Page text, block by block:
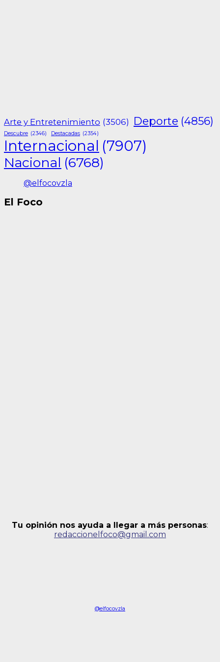
Arte y Entretenimiento (3506) Deporte (4856)
Descubre (2346) Destacadas (2354)
Internacional (7907)
Nacional (6768)
@elfocovzla
El Foco
Tu opinión nos ayuda a llegar a más personas:
redaccionelfoco@gmail.com
@elfocovzla